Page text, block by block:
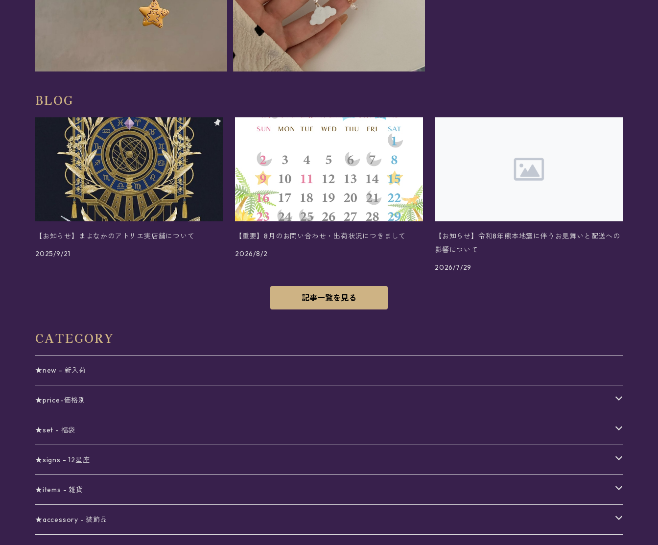
BLOG
【お知らせ】まよなかのアトリエ実店舗について
2025/9/21
【重要】8月のお問い合わせ・出荷状況につきまして
2026/8/2
【お知らせ】令和8年熊本地震に伴うお見舞いと配送への
影響について
2026/7/29
記事一覧を見る
CATEGORY
★new - 新入荷
★price-価格別
セール
真夜中のSALE
予約限定SALE
〜1000円
〜2000円
〜3000円
★set - 福袋
12星座福袋
星の市福袋
★signs - 12星座
12星座ギフトセット
★items - 雑貨
ステーショナリー
★accessory - 装飾品